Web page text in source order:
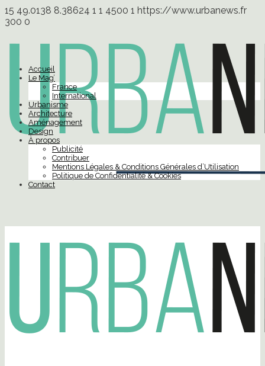
15 49.0138 8.38624 1 1 4500 1 https://www.urbanews.fr
300 0
Accueil
Le Mag’
France
International
Urbanisme
Architecture
Aménagement
Design
À propos
Publicité
Contribuer
Mentions Légales & Conditions Générales d’Utilisation
Politique de Confidentialité & Cookies
Contact